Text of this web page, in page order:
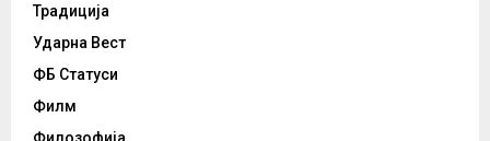
Традиција
Ударна Вест
ФБ Статуси
Филм